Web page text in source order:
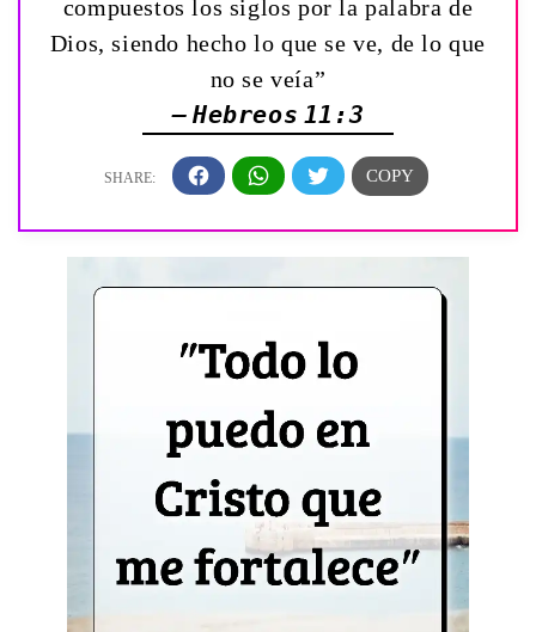
compuestos los siglos por la palabra de
Dios, siendo hecho lo que se ve, de lo que
no se veía”
— Hebreos 11:3